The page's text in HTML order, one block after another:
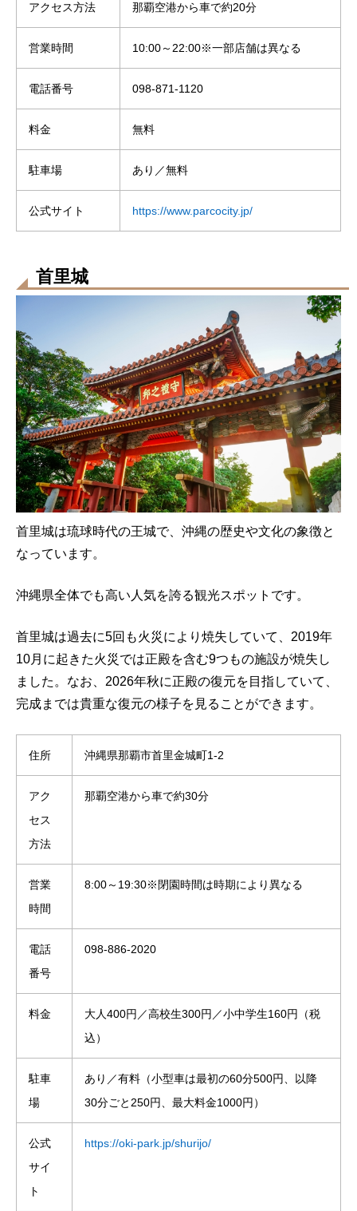
アクセス方法 那覇空港から車で約20分
営業時間 10:00～22:00※一部店舗は異なる
電話番号 098-871-1120
料金 無料
駐車場 あり／無料
公式サイト https://www.parcocity.jp/
首里城
首里城は琉球時代の王城で、沖縄の歴史や文化の象徴と
なっています。
沖縄県全体でも高い人気を誇る観光スポットです。
首里城は過去に5回も火災により焼失していて、2019年
10月に起きた火災では正殿を含む9つもの施設が焼失し
ました。なお、2026年秋に正殿の復元を目指していて、
完成までは貴重な復元の様子を見ることができます。
住所 沖縄県那覇市首里金城町1-2
アク
セス
方法
那覇空港から車で約30分
営業
時間
8:00～19:30※閉園時間は時期により異なる
電話
番号
098-886-2020
料金
大人400円／高校生300円／小中学生160円（税
込）
駐車
場
あり／有料（小型車は最初の60分500円、以降
30分ごと250円、最大料金1000円）
公式
サイ
ト
https://oki-park.jp/shurijo/